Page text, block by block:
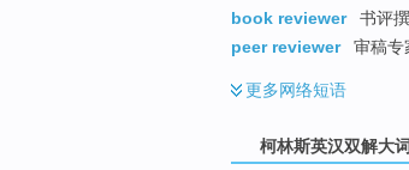
book reviewer
书评
peer reviewer
审稿专
更多网络短语
柯林斯英汉双解大